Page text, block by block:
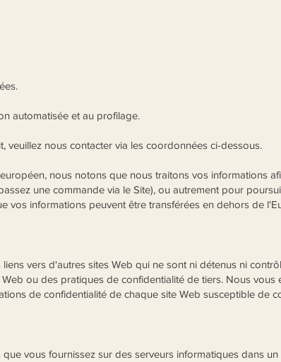
automatisée et au profilage.
veuillez nous contacter via les coordonnées ci-dessous.
nous notons que nous traitons vos informations
une commande via le Site), ou autrement pour
vos informations peuvent être transférées en dehors de
vers d'autres sites Web qui ne sont ni détenus ni
ou des pratiques de confidentialité de tiers. Nous
de confidentialité de chaque site Web susceptible de
vous fournissez sur des serveurs informatiques dans